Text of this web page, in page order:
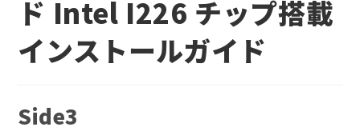
ド Intel I226 チップ搭載
インストールガイド
Side3